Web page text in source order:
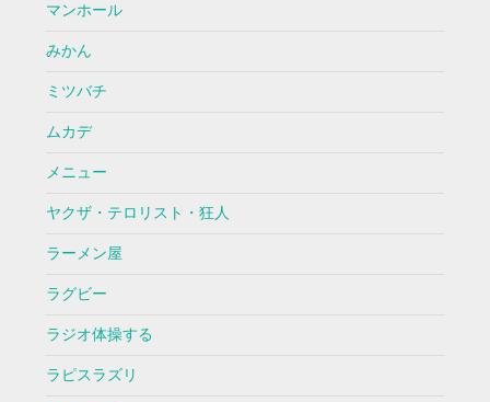
マンホール
みかん
ミツバチ
ムカデ
メニュー
ヤクザ・テロリスト・狂人
ラーメン屋
ラグビー
ラジオ体操する
ラピスラズリ